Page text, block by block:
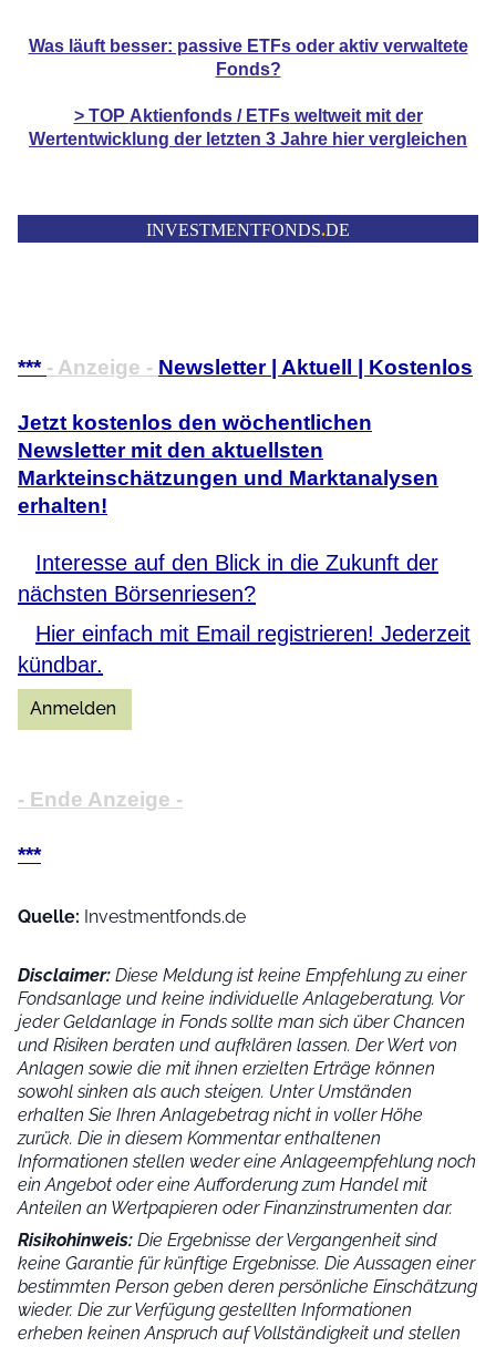
Was läuft besser: passive ETFs oder aktiv verwaltete
Fonds?
> TOP Aktienfonds / ETFsweltweit mit der
Wertentwicklung der letzten 3 Jahre hier vergleichen
INVESTMENTFONDS.DE
*** - Anzeige - Newsletter | Aktuell | Kostenlos
Jetzt kostenlos den wöchentlichen
Newsletter mit den aktuellsten
Markteinschätzungen und Marktanalysen
erhalten!
Interesse auf den Blick in die Zukunft der
nächsten Börsenriesen?
Hier einfach mit Email registrieren! Jederzeit
kündbar.
- Ende Anzeige -
***
Quelle: Investmentfonds.de
Disclaimer: Diese Meldung ist keine Empfehlung zu einer
Fondsanlage und keine individuelle Anlageberatung. Vor
jeder Geldanlage in Fonds sollte man sich über Chancen
und Risiken beraten und aufklären lassen. Der Wert von
Anlagen sowie die mit ihnen erzielten Erträge können
sowohl sinken als auch steigen. Unter Umständen
erhalten Sie Ihren Anlagebetrag nicht in voller Höhe
zurück. Die in diesem Kommentar enthaltenen
Informationen stellen weder eine Anlageempfehlung noch
ein Angebot oder eine Aufforderung zum Handel mit
Anteilen an Wertpapieren oder Finanzinstrumenten dar.
Risikohinweis: Die Ergebnisse der Vergangenheit sind
keine Garantie für künftige Ergebnisse. Die Aussagen einer
bestimmten Person geben deren persönliche Einschätzung
wieder. Die zur Verfügung gestellten Informationen
erheben keinen Anspruch auf Vollständigkeit und stellen